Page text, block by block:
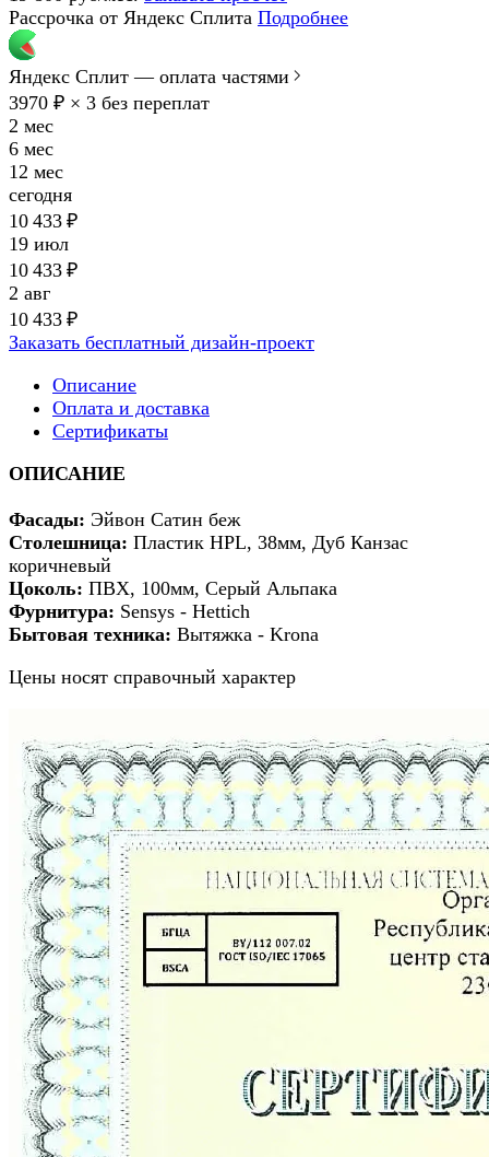
Рассрочка от Яндекс Сплита Подробнее
Яндекс Сплит — оплата частями
3970 ₽ × 3 без переплат
2 мес
6 мес
12 мес
сегодня
10 433 ₽
19 июл
10 433 ₽
2 авг
10 433 ₽
Заказать бесплатный дизайн-проект
Описание
Оплата и доставка
Сертификаты
ОПИСАНИЕ
Фасады: Эйвон Сатин беж
Столешница: Пластик HPL, 38мм, Дуб Канзас
коричневый
Цоколь: ПВХ, 100мм, Серый Альпака
Фурнитура: Sensys - Hettich
Бытовая техника: Вытяжка - Krona
Цены носят справочный характер